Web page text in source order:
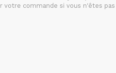
votre commande si vous n'êtes pas